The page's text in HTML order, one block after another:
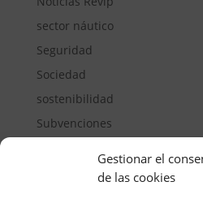
Gestionar el
de las cookies
sector náutico
Seguridad
Sociedad
sostenibilidad
Subvenciones